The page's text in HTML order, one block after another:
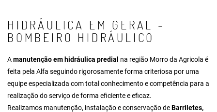
HIDRÁULICA EM GERAL -
BOMBEIRO HIDRÁULICO
Amanutenção em hidráulica predial na região Morro da Agricola é
feita pela Alfa seguindo rigorosamente forma criteriosa por uma
equipe especializada com total conhecimento e competência para a
realização do serviço de forma eficiente e eficaz.
Realizamos manutenção, instalação e conservação deBarriletes,